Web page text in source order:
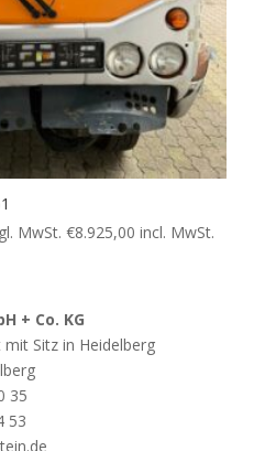
MwSt. €8.925,00 incl. MwSt.
+ Co. KG
Sitz in Heidelberg
35
53